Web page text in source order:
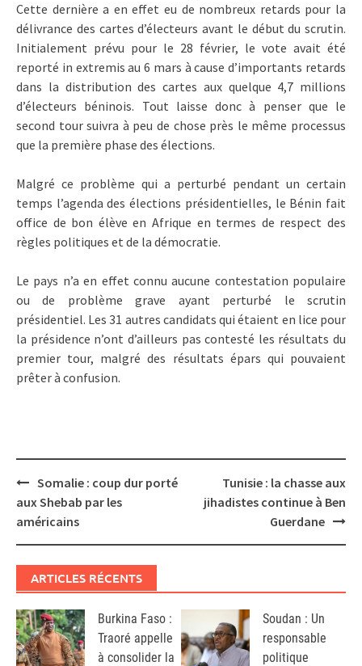
Cette dernière a en effet eu de nombreux retards pour la
délivrance des cartes d’électeurs avant le début du scrutin.
Initialement prévu pour le 28 février, le vote avait été
reporté in extremis au 6 mars à cause d’importants retards
dans la distribution des cartes aux quelque 4,7 millions
d’électeurs béninois. Tout laisse donc à penser que le
second tour suivra à peu de chose près le même processus
que la première phase des élections.
Malgré ce problème qui a perturbé pendant un certain
temps l’agenda des élections présidentielles, le Bénin fait
office de bon élève en Afrique en termes de respect des
règles politiques et de la démocratie.
Le pays n’a en effet connu aucune contestation populaire
ou de problème grave ayant perturbé le scrutin
présidentiel. Les 31 autres candidats qui étaient en lice pour
la présidence n’ont d’ailleurs pas contesté les résultats du
premier tour, malgré des résultats épars qui pouvaient
prêter à confusion.
Post
navigation
Somalie : coup dur porté
aux Shebab par les
américains
Tunisie : la chasse aux
jihadistes continue à Ben
Guerdane
ARTICLES RÉCENTS
Burkina Faso :
Traoré appelle
à consolider la
Soudan : Un
responsable
politique